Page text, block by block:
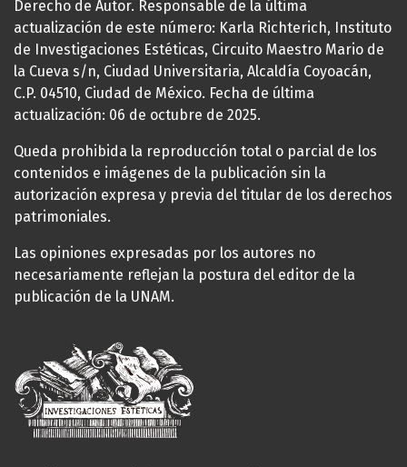
Derecho de Autor. Responsable de la última
actualización de este número: Karla Richterich, Instituto
de Investigaciones Estéticas, Circuito Maestro Mario de
la Cueva s/n, Ciudad Universitaria, Alcaldía Coyoacán,
C.P. 04510, Ciudad de México. Fecha de última
actualización: 06 de octubre de 2025.
Queda prohibida la reproducción total o parcial de los
contenidos e imágenes de la publicación sin la
autorización expresa y previa del titular de los derechos
patrimoniales.
Las opiniones expresadas por los autores no
necesariamente reflejan la postura del editor de la
publicación de la UNAM.